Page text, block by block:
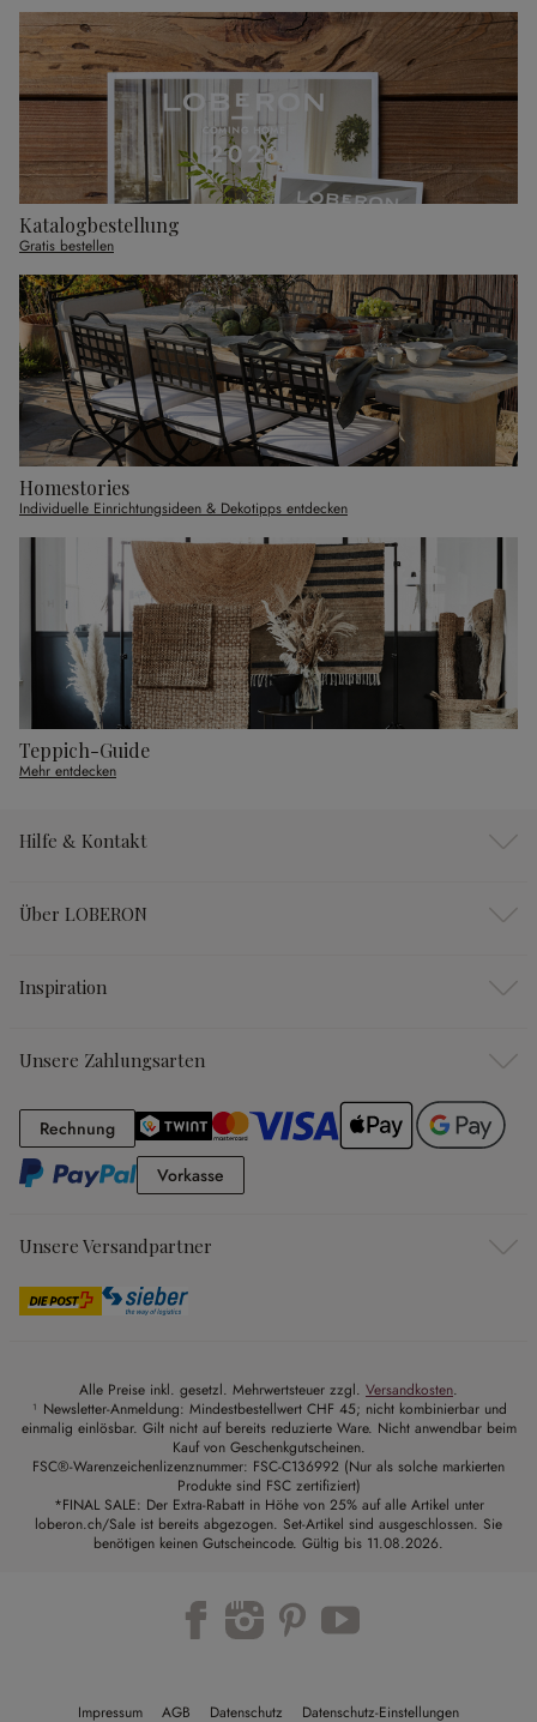
Katalogbestellung
Gratis bestellen
Homestories
Individuelle Einrichtungsideen & Dekotipps entdecken
Teppich-Guide
Mehr entdecken
Hilfe & Kontakt
Über LOBERON
Inspiration
Unsere Zahlungsarten
RechnungRechnung
Vorkasse
Unsere Versandpartner
Alle Preise inkl. gesetzl. Mehrwertsteuer zzgl. Versandkosten.
¹ Newsletter-Anmeldung: Mindestbestellwert CHF 45; nicht kombinierbar und
einmalig einlösbar. Gilt nicht auf bereits reduzierte Ware. Nicht anwendbar beim
Kauf von Geschenkgutscheinen.
FSC®-Warenzeichenlizenznummer: FSC-C136992 (Nur als solche markierten
Produkte sind FSC zertifiziert)
*FINAL SALE: Der Extra-Rabatt in Höhe von 25% auf alle Artikel unter
loberon.ch/Sale ist bereits abgezogen. Set-Artikel sind ausgeschlossen. Sie
benötigen keinen Gutscheincode. Gültig bis 11.08.2026.
Impressum AGB Datenschutz
Datenschutz-Einstellungen